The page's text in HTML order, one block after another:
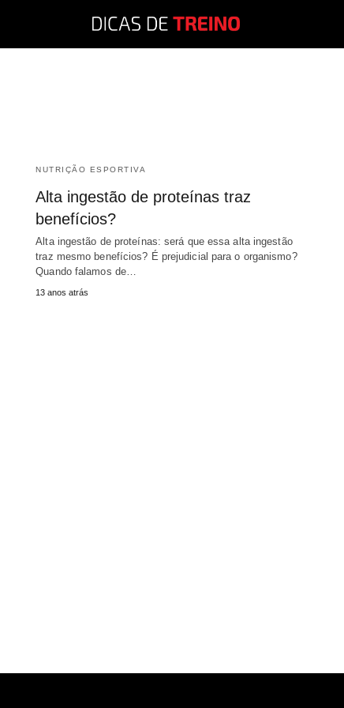
NUTRIÇÃO ESPORTIVA
Alta ingestão de proteínas traz
benefícios?
Alta ingestão de proteínas: será que essa alta ingestão
traz mesmo benefícios? É prejudicial para o organismo?
Quando falamos de…
13 anos atrás